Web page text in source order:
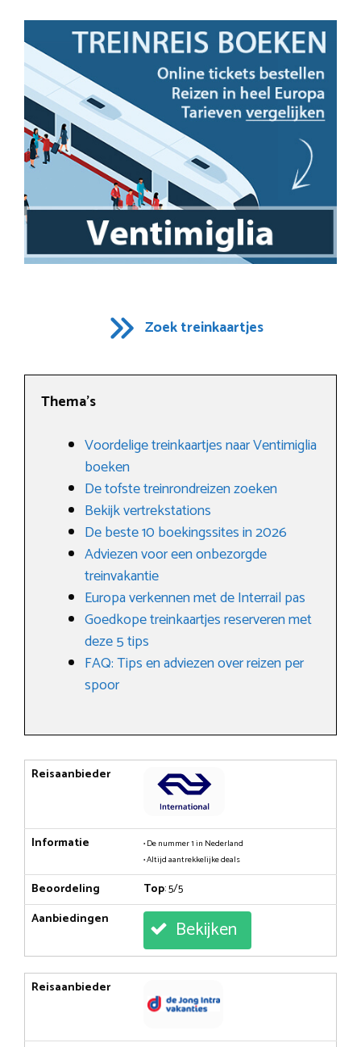
Zoek treinkaartjes
Thema’s
Voordelige treinkaartjes naar Ventimiglia
boeken
De tofste treinrondreizen zoeken
Bekijk vertrekstations
De beste 10 boekingssites in 2026
Adviezen voor een onbezorgde
treinvakantie
Europa verkennen met de Interrail pas
Goedkope treinkaartjes reserveren met
deze 5 tips
FAQ: Tips en adviezen over reizen per
spoor
Reisaanbieder
Informatie
• De nummer 1 in Nederland
• Altijd aantrekkelijke deals
Beoordeling Top: 5/5
Aanbiedingen
Bekijken
Reisaanbieder